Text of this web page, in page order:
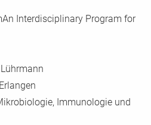
Interdisciplinary Program for
Immunologie und